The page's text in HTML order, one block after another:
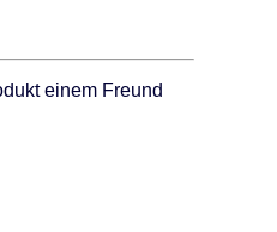
einem Freund